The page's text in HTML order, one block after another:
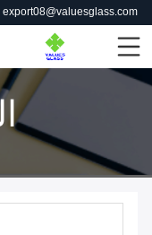
export08@valuesglass.com